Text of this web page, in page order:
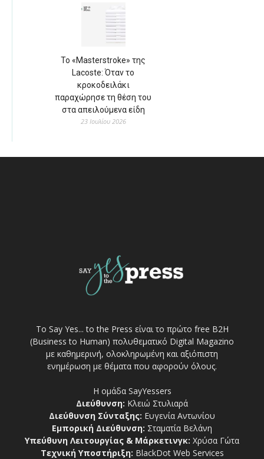
Το «Masterstroke» της
Lacoste: Όταν το
κροκοδειλάκι
παραχώρησε τη θέση του
στα απειλούμενα είδη
23 Ιουλίου 2026
Το Say Yes... to the Press είναι το πρώτο free Β2Η
(Business to Human) πολυθεματικό Digital Magazino
με καθημερινή, ολοκληρωμένη και αξιόπιστη
ενημέρωση με θέματα που αφορούν όλους.
Η ομάδα SayYessers
Διεύθυνση: Κλειώ Στυλιαρά
Διεύθυνση Σύνταξης: Ευγενία Αντωνίου
Εμπορική Διεύθυνση: Σταματία Βελάνη
Υπεύθυνη Λειτουργίας & Μάρκετινγκ: Χρύσα Γώτα
Τεχνική Υποστήριξη: BlackDot Web Services